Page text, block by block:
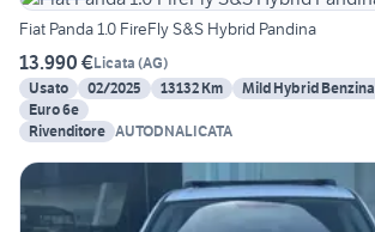
Fiat Panda 1.0 FireFly S&S Hybrid Pandina
13.990 €Licata (AG)
Usato
02/2025 13132 Km Mild Hybrid Benzina
Euro 6e
Rivenditore AUTODNALICATA